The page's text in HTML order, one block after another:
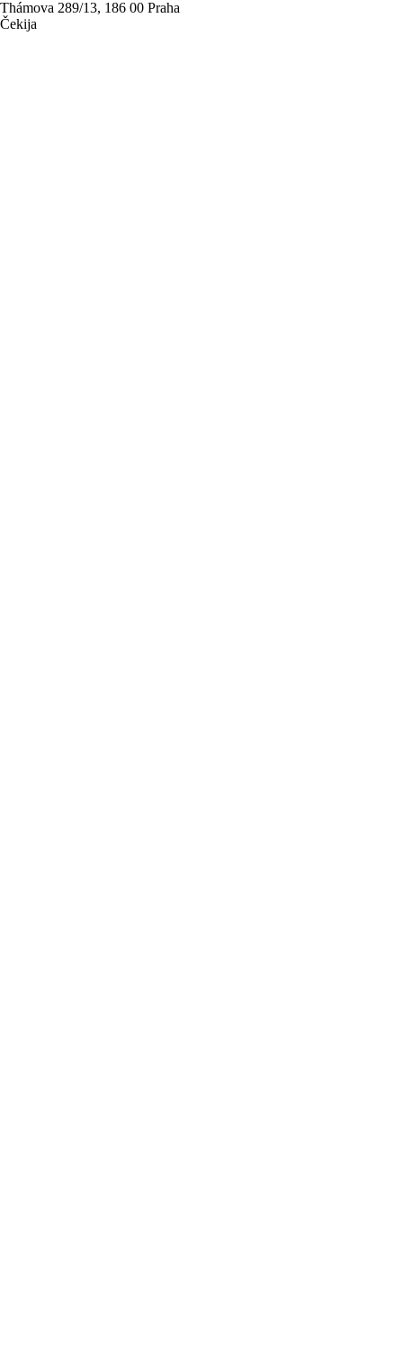
Thámova 289/13, 186 00 Praha
Čekija